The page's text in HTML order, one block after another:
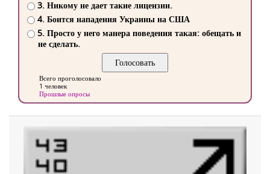
3. Никому не дает такие лицензии.
4. Боится нападения Украины на США
5. Просто у него манера поведения такая: обещать и
не сделать.
Всего проголосовало
1 человек
Прошлые опросы